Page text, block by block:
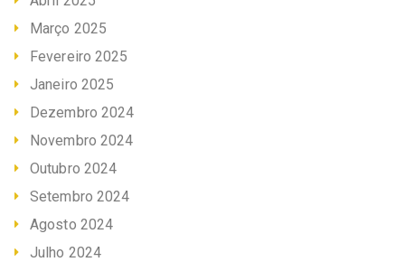
Março 2025
Fevereiro 2025
Janeiro 2025
Dezembro 2024
Novembro 2024
Outubro 2024
Setembro 2024
Agosto 2024
Julho 2024